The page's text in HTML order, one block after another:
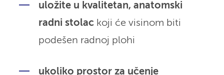
uložite u kvalitetan, anatomski
radni stolackoji će visinom biti
podešen radnoj plohi
ukoliko prostor za učenje